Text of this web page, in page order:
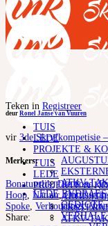
TUIS
LEDE
PROJEKTE &
ATKV-
Teken in Registreer
TUIS
LEDE
PROJEKTE &
ATKV-
LEDE BYDRAES
GEDIGTE
deur Ronel Janse van Vuuren
vir 3de Skryfkompetisie
Merkers:
Bonatuurlik,Die dood,
Hoop, Natuur,
Spoke, Verhoudings,
Share: